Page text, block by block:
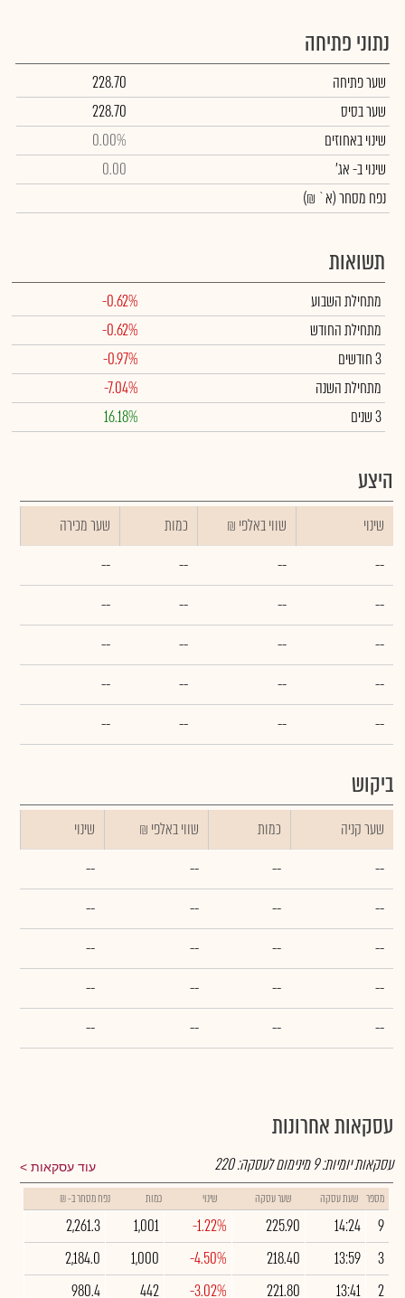
נתוני פתיחה
שער פתיחה
228.70
שער בסיס
228.70
שינוי באחוזים
0.00%
שינויב- אג'
0.00
נפח מסחר(א` ₪)
תשואות
מתחילת השבוע
-0.62%
מתחילת החודש
-0.62%
3 חודשים
-0.97%
מתחילת השנה
-7.04%
3 שנים
16.18%
היצע
שינוי ₪ שווי באלפי כמות
שער מכירה
--
--
--
--
--
--
--
--
--
--
--
--
--
--
--
--
--
--
--
--
ביקוש
שער קניה כמות ₪ שווי באלפי
שינוי
--
--
--
--
--
--
--
--
--
--
--
--
--
--
--
--
--
--
--
--
עסקאות אחרונות
עוד עסקאות עסקאות יומיות:9 מינימום לעסקה:220
מספר שעת עסקה שער עסקה שינוי כמות נפח מסחר ב- ₪
9
14:24
225.90
-1.22%
1,001
2,261.3
3
13:59
218.40
-4.50%
1,000
2,184.0
2
13:41
221.80
-3.02%
442
980.4